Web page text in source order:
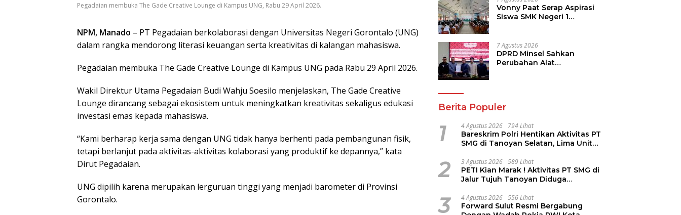
Pegadaian membuka The Gade Creative Lounge di Kampus UNG, Rabu 29 April 2026.
NPM, Manado – PT Pegadaian berkolaborasi dengan Universitas Negeri Gorontalo (UNG)
dalam rangka mendorong literasi keuangan serta kreativitas di kalangan mahasiswa.
Pegadaian membuka The Gade Creative Lounge di Kampus UNG pada Rabu 29 April 2026.
Wakil Direktur Utama Pegadaian Budi Wahju Soesilo menjelaskan, The Gade Creative
Lounge dirancang sebagai ekosistem untuk meningkatkan kreativitas sekaligus edukasi
investasi emas kepada mahasiswa.
“Kami berharap kerja sama dengan UNG tidak hanya berhenti pada pembangunan fisik,
tetapi berlanjut pada aktivitas-aktivitas kolaborasi yang produktif ke depannya,” kata
Dirut Pegadaian.
UNG dipilih karena merupakan lerguruan tinggi yang menjadi barometer di Provinsi
Gorontalo.
Vonny Paat Serap Aspirasi
Siswa SMK Negeri 1
7 Agustus 2026
DPRD Minsel Sahkan
Perubahan Alat
Berita Populer
1 4 Agustus 2026 794 Lihat
Bareskrim Polri Hentikan Aktivitas PT
SMG di Tanoyan Selatan, Lima Unit
2 3 Agustus 2026 589 Lihat
PETI Kian Marak ! Aktivitas PT SMG di
Jalur Tujuh Tanoyan Diduga
3 4 Agustus 2026 556 Lihat
Forward Sulut Resmi Bergabung